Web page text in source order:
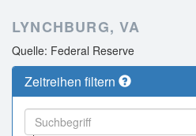
LYNCHBURG, VA
Quelle: Federal Reserve
Zeitreihen filtern